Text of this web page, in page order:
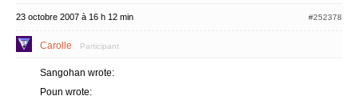
23 octobre 2007 à 16 h 12 min #252378
Carolle Participant
Sangohan wrote:
Poun wrote: